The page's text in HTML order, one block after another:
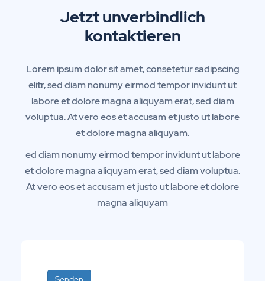
Jetzt unverbindlich
kontaktieren
Lorem ipsum dolor sit amet, consetetur sadipscing
elitr, sed diam nonumy eirmod tempor invidunt ut
labore et dolore magna aliquyam erat, sed diam
voluptua. At vero eos et accusam et justo ut labore
et dolore magna aliquyam.
ed diam nonumy eirmod tempor invidunt ut labore
et dolore magna aliquyam erat, sed diam voluptua.
At vero eos et accusam et justo ut labore et dolore
magna aliquyam